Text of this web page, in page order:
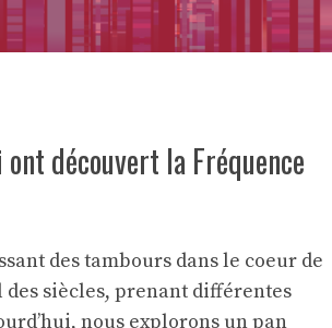
découvert la Fréquence
des tambours dans le coeur de
siècles, prenant différentes
nous explorons un pan